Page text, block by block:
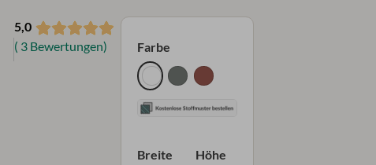
5,0
( 3 Bewertungen)
Farbe
Breite
Höhe